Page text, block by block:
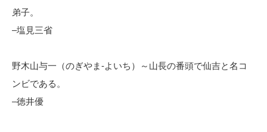
弟子。
–塩見三省
野木山与一（のぎやま-よいち）～山長の番頭で仙吉と名コ
ンビである。
–徳井優